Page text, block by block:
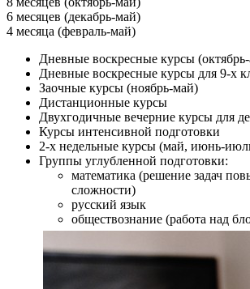
6 месяцев (декабрь-май)
4 месяца (февраль-май)
Дневные воскресные курсы
Дневные воскресные курсы для 9-х
Заочные курсы (ноябрь-май)
Дистанционные курсы
Двухгодичные вечерние курсы для
Курсы интенсивной подготовки
2-х недельные курсы (май, июнь-
Группы углубленной подготовки:
математика (решение задач
сложности)
русский язык
обществознание (работа над